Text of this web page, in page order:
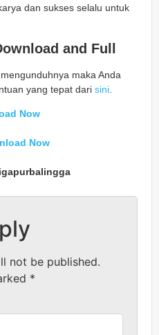
dan sukses selalu untuk
and Full
maka Anda
yang tepat dari sini.
Now
Now
not be published.
*